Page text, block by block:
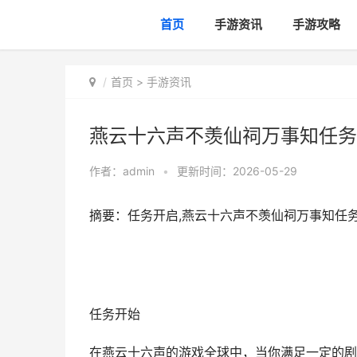
首页 手游资讯 手游攻略
首页 > 手游资讯
燕云十六声不羡仙祠万事知任
作者： admin • 更新时间：2026-05-29
摘要：任务开启,燕云十六声不羡仙祠万事知任
任务开始
在燕云十六声的游戏全球中，当你满足一定的